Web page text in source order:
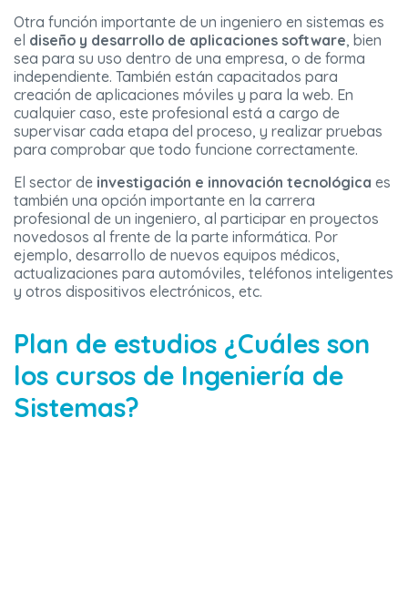
Otra función importante de un ingeniero en sistemas es
el diseño y desarrollo de aplicaciones software, bien
sea para su uso dentro de una empresa, o de forma
independiente. También están capacitados para
creación de aplicaciones móviles y para la web. En
cualquier caso, este profesional está a cargo de
supervisar cada etapa del proceso, y realizar pruebas
para comprobar que todo funcione correctamente.
El sector de investigación e innovación tecnológica es
también una opción importante en la carrera
profesional de un ingeniero, al participar en proyectos
novedosos al frente de la parte informática. Por
ejemplo, desarrollo de nuevos equipos médicos,
actualizaciones para automóviles, teléfonos inteligentes
y otros dispositivos electrónicos, etc.
Plan de estudios ¿Cuáles son
los cursos de Ingeniería de
Sistemas?